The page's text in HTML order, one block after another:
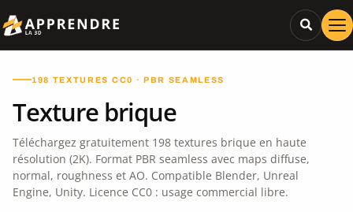
198 TEXTURES CC0 · PBR SEAMLESS
Texture brique
Téléchargez gratuitement 198 textures brique en haute
résolution (2K). Format PBR seamless avec maps diffuse,
normal, roughness et AO. Compatible Blender, Unreal
Engine, Unity. Licence CC0 : usage commercial libre.